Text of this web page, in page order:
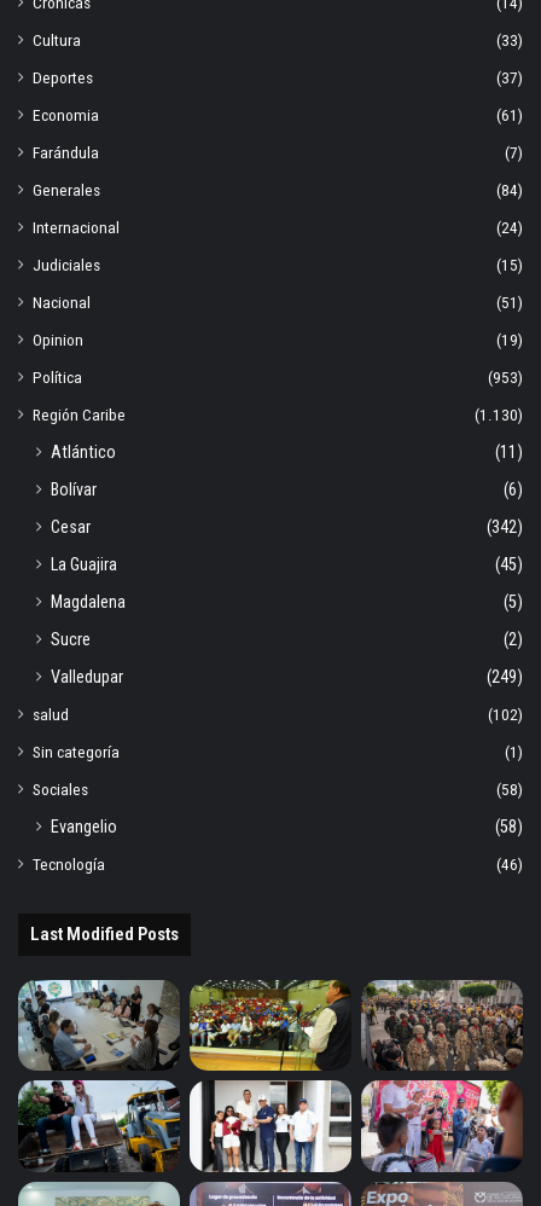
Cultura
(33)
Deportes
(37)
Economia
(61)
Farándula
(7)
Generales
(84)
Internacional
(24)
Judiciales
(15)
Nacional
(51)
Opinion
(19)
Política
(953)
Región Caribe
(1.130)
Atlántico
(11)
Bolívar
(6)
Cesar
(342)
La Guajira
(45)
Magdalena
(5)
Sucre
(2)
Valledupar
(249)
salud
(102)
Sin categoría
(1)
Sociales
(58)
Evangelio
(58)
Tecnología
(46)
Last Modified Posts